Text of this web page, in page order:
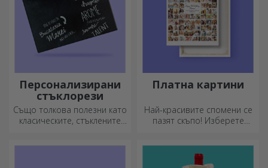
Персонализирани
стъклорези
Също толкова полезни като
класическите, стъклените
Платна картини
Най-красивите спомени се
пазят скъпо! Изберете